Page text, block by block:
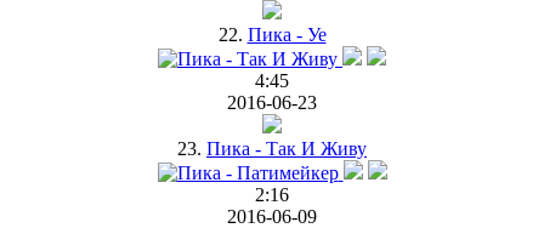
22. Пика - Уе
4:45
2016-06-23
23. Пика - Так И Живу
2:16
2016-06-09